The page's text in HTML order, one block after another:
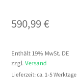
590,99€
Enthält 19% MwSt. DE
zzgl. Versand
Lieferzeit: ca. 1-5 Werktage